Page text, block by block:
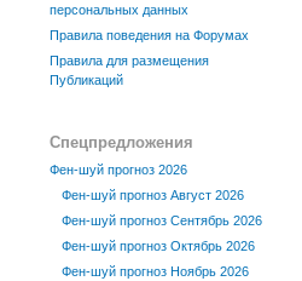
персональных данных
Правила поведения на Форумах
Правила для размещения
Публикаций
Спецпредложения
Фен-шуй прогноз 2026
Фен-шуй прогноз Август 2026
Фен-шуй прогноз Сентябрь 2026
Фен-шуй прогноз Октябрь 2026
Фен-шуй прогноз Ноябрь 2026